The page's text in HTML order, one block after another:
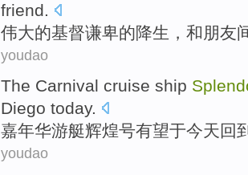
friend.
伟大的基督谦卑的降生 ，和 朋友
youdao
The Carnival cruise ship
Diego today.
嘉年华游艇辉煌号有望于今天回
youdao